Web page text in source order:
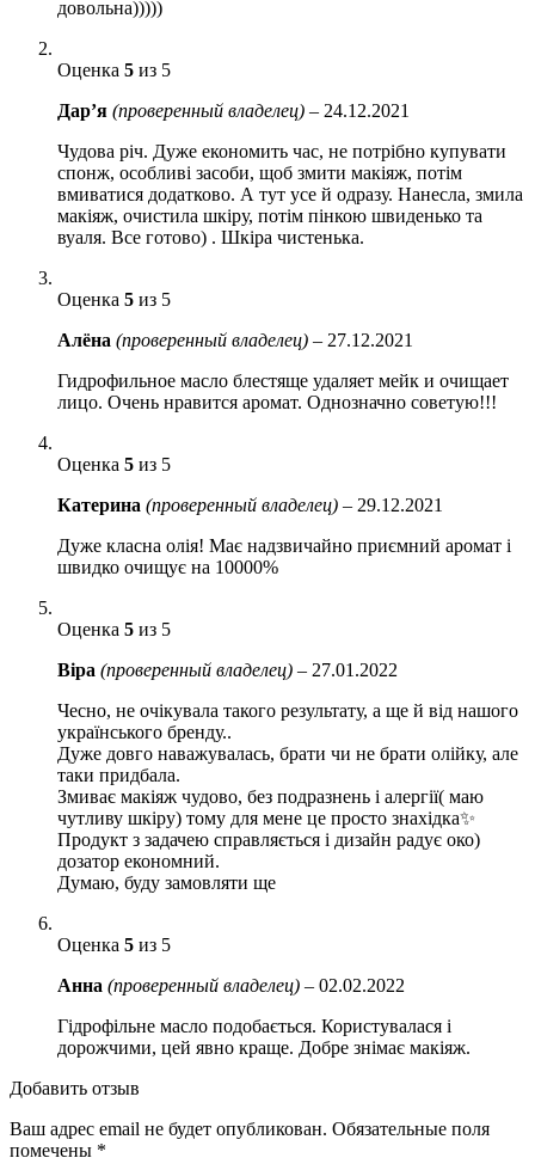
довольна)))))
Оценка 5 из 5
Дар’я (проверенный владелец) – 24.12.2021
Чудова річ. Дуже економить час, не потрібно купувати
спонж, особливі засоби, щоб змити макіяж, потім
вмиватися додатково. А тут усе й одразу. Нанесла, змила
макіяж, очистила шкіру, потім пінкою швиденько та
вуаля. Все готово) . Шкіра чистенька.
Оценка 5 из 5
Алёна (проверенный владелец) – 27.12.2021
Гидрофильное масло блестяще удаляет мейк и очищает
лицо. Очень нравится аромат. Однозначно советую!!!
Оценка 5 из 5
Катерина (проверенный владелец) – 29.12.2021
Дуже класна олія! Має надзвичайно приємний аромат і
швидко очищує на 10000%
Оценка 5 из 5
Віра (проверенный владелец) – 27.01.2022
Чесно, не очікувала такого результату, а ще й від нашого
українського бренду..
Дуже довго наважувалась, брати чи не брати олійку, але
таки придбала.
Змиває макіяж чудово, без подразнень і алергії( маю
чутливу шкіру) тому для мене це просто знахідка✨
Продукт з задачею справляється і дизайн радує око)
дозатор економний.
Думаю, буду замовляти ще
Оценка 5 из 5
Анна (проверенный владелец) – 02.02.2022
Гідрофільне масло подобається. Користувалася і
дорожчими, цей явно краще. Добре знімає макіяж.
Добавить отзыв
Ваш адрес email не будет опубликован. Обязательные поля
помечены *